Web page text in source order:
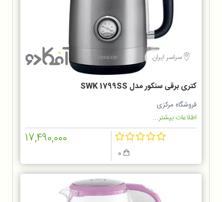
سراسر ایران
کتری برقی سنکور مدل SWK 1799SS
فروشگاه مرکزی
اطلاعات بیشتر...
17,490,000